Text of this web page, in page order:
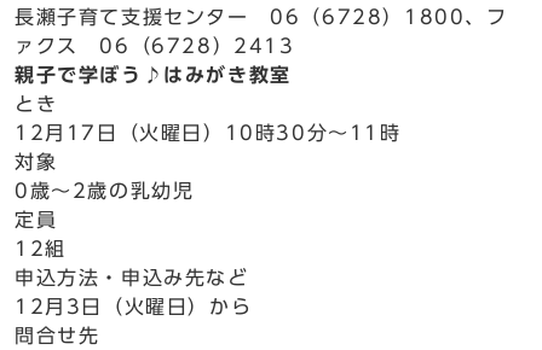
長瀬子育て支援センター 06（6728）1800、フ
ァクス 06（6728）2413
親子で学ぼう♪はみがき教室
とき
12月17日（火曜日）10時30分～11時
対象
0歳～2歳の乳幼児
定員
12組
申込方法・申込み先など
12月3日（火曜日）から
問合せ先